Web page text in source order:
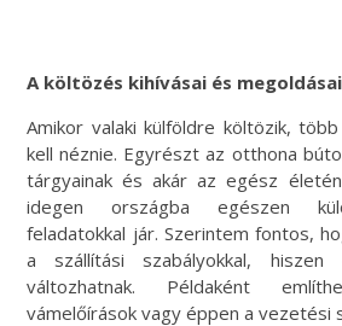
A költözés kihívásai és
Amikor valaki külföldre költözik,
kell néznie. Egyrészt az otthona
tárgyainak és akár az egész
idegen országba egészen
feladatokkal jár. Szerintem fontos,
a szállítási szabályokkal, hiszen
változhatnak. Példaként
vámelőírások vagy éppen a vezetési